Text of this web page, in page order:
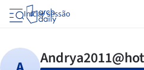
Iniciar sessão